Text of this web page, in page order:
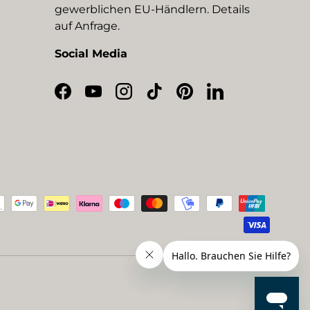
gewerblichen EU-Händlern. Details
auf Anfrage.
Social Media
Facebook
YouTubeInstagram
TikTokPinterestLinkedIn